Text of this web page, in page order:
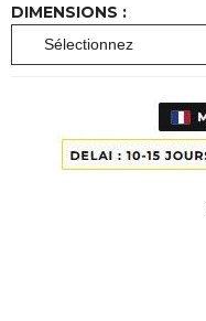
DIMENSIONS :